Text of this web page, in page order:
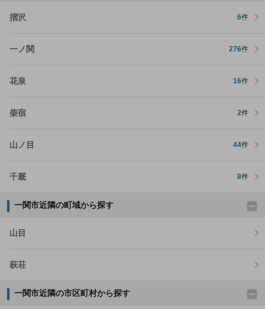
摺沢 6件
一ノ関 276件
花泉 16件
柴宿 2件
山ノ目 44件
千厩 8件
一関市近隣の町域から探す
山目
萩荘
一関市近隣の市区町村から探す